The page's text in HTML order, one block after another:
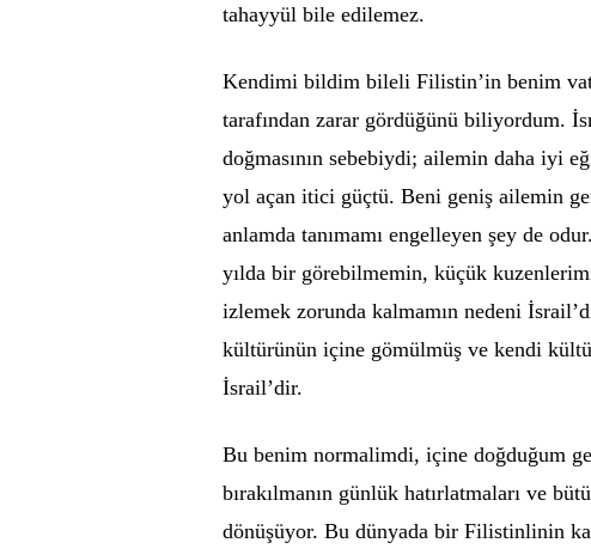
tahayyül bile edilemez.
Kendimi bildim bileli Filistin’in benim
tarafından zarar gördüğünü biliyordum.
doğmasının sebebiydi; ailemin daha iyi
yol açan itici güçtü. Beni geniş ailemin
anlamda tanımamı engelleyen şey de
yılda bir görebilmemin, küçük
izlemek zorunda kalmamın nedeni
kültürünün içine gömülmüş ve kendi
İsrail’dir.
Bu benim normalimdi, içine doğduğum
bırakılmanın günlük hatırlatmaları ve
dönüşüyor. Bu dünyada bir Filistinlinin